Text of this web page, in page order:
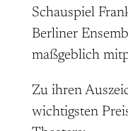
Schauspiel
Berliner
maßgeblich
Zu ihren
wichtigsten